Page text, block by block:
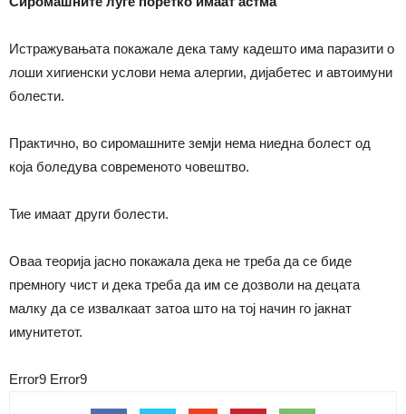
Истражувањата покажале дека таму кадешто има паразити о
лоши хигиенски услови нема алергии, дијабетес и автоимуни
болести.
Практично, во сиромашните земји нема ниедна болест од
која боледува современото човештво.
Тие имаат други болести.
Оваа теорија јасно покажала дека не треба да се биде
премногу чист и дека треба да им се дозволи на децата
малку да се извалкаат затоа што на тој начин го јакнат
имунитетот.
Error9 Error9